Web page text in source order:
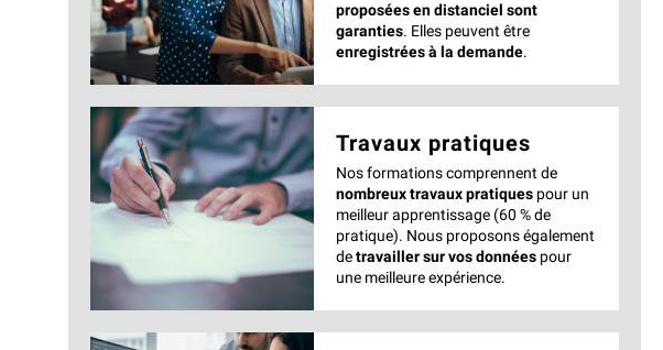
proposées en distanciel sont
garanties. Elles peuvent être
enregistrées à la demande.
Travaux pratiques
Nos formations comprennent de
nombreux travaux pratiquespour un
meilleur apprentissage (60 % de
pratique). Nous proposons également
detravailler sur vos donnéespour
une meilleure expérience.